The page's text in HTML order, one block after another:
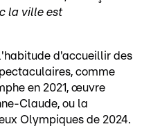
la ville est
d'accueillir des
comme
en 2021, œuvre
Claude, ou la
Olympiques de 2024.